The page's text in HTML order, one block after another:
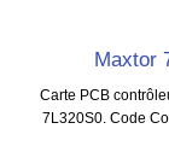
Maxtor
Carte PCB
7L320S0. Code